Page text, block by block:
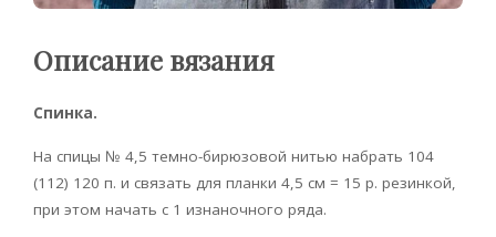
Описание вязания
Спинка.
На спицы № 4,5 темно-бирюзовой нитью набрать 104
(112) 120 п. и связать для планки 4,5 см = 15 р. резинкой,
при этом начать с 1 изнаночного ряда.